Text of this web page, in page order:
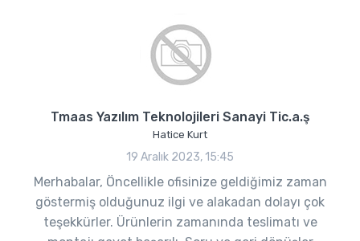
Tmaas Yazılım Teknolojileri Sanayi Tic.a.ş
Hatice Kurt
19 Aralık 2023, 15:45
Merhabalar, Öncellikle ofisinize geldiğimiz zaman
göstermiş olduğunuz ilgi ve alakadan dolayı çok
teşekkürler. Ürünlerin zamanında teslimatı ve